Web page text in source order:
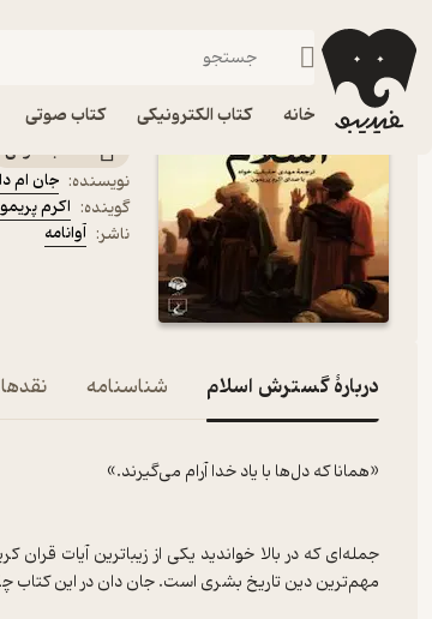
خانه کتاب الکترونیکی کتاب صوتی
فیدیبو کتاب صوتی
کتاب
کتاب صوتی
نویسنده: جان ام
گوینده: اکرم
ناشر: آوانامه
دربارۀ گسترش اسلام شناسنامه
«همانا که دل‌ها با یاد خدا آرام می‌گیرند.»
جمله‌ای که در بالا خواندید یکی از زیباترین آیات
مهم‌ترین دین تاریخ بشری است. جان دان در این